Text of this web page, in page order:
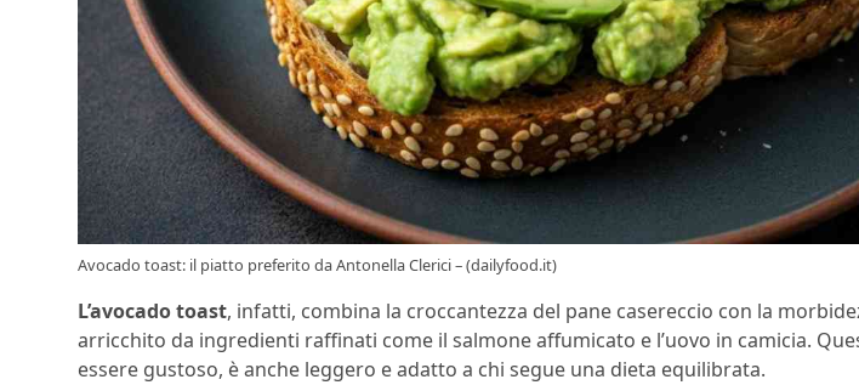
Avocado toast: il piatto preferito da Antonella Clerici – (dailyfood.it)
L’avocado toast, infatti, combina la croccantezza del pane casereccio con la
arricchito da ingredienti raffinati come il salmone affumicato e l’uovo in camicia.
essere gustoso, è anche leggero e adatto a chi segue una dieta equilibrata.